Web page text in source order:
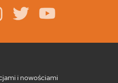
i nowościami